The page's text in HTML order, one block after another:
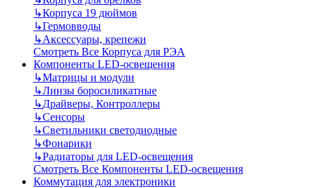
↳Корпуса 19 дюймов
↳Гермовводы
↳Аксессуары, крепежи
Смотреть Все Корпуса для РЭА
Компоненты LED-освещения
↳Матрицы и модули
↳Линзы боросиликатные
↳Драйверы, Контроллеры
↳Сенсоры
↳Светильники светодиодные
↳Фонарики
↳Радиаторы для LED-освещения
Смотреть Все Компоненты LED-освещения
Коммутация для электроники